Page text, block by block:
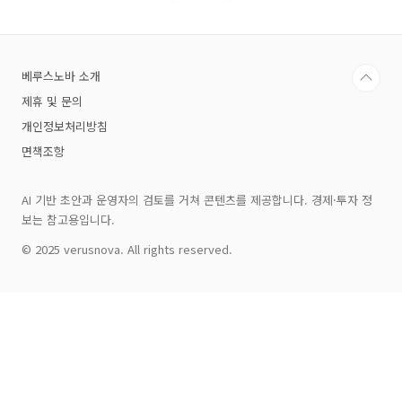
터입니다. 단순한 에디터가 아니라, AI가 프로젝
트 규칙을 학습하고, 코드 작성과 테스트, 문서화,
UI 검증 등 다양한 개발 과정을 보조합니다. 특히
반복 작업이나..
베루스노바 소개
제휴 및 문의
개인정보처리방침
면책조항
AI 기반 초안과 운영자의 검토를 거쳐 콘텐츠를 제공합니다. 경제·투자 정
보는 참고용입니다.
© 2025 verusnova. All rights reserved.